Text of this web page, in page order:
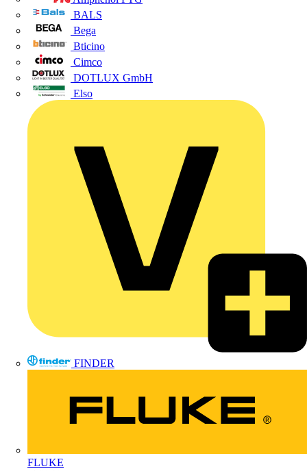
BALS
Bega
Bticino
Cimco
DOTLUX GmbH
Elso
FINDER
FLUKE